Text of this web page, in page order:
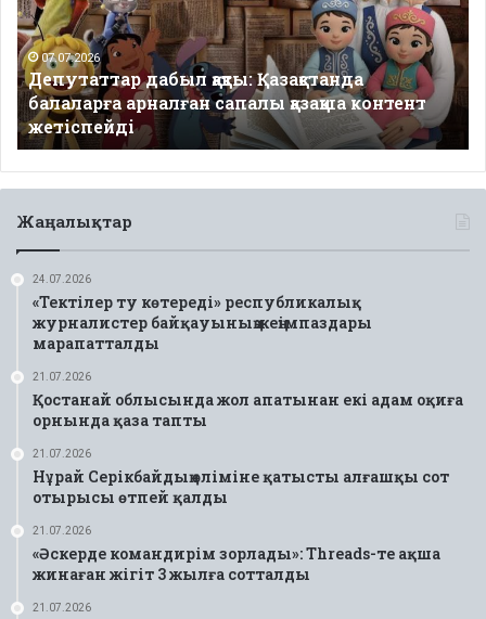
балаларға
арналған
сапалы
қазақша
контент
жетіспейді
07.07.2026
Депутаттар дабыл қақты: Қазақстанда
балаларға арналған сапалы қазақша контент
жетіспейді
Жаңалықтар
24.07.2026
«Тектілер ту көтереді» республикалық
журналистер байқауының жеңімпаздары
марапатталды
21.07.2026
Қостанай облысында жол апатынан екі адам оқиға
орнында қаза тапты
21.07.2026
Нұрай Серікбайдың өліміне қатысты алғашқы сот
отырысы өтпей қалды
21.07.2026
«Әскерде командирім зорлады»: Threads-те ақша
жинаған жігіт 3 жылға сотталды
21.07.2026